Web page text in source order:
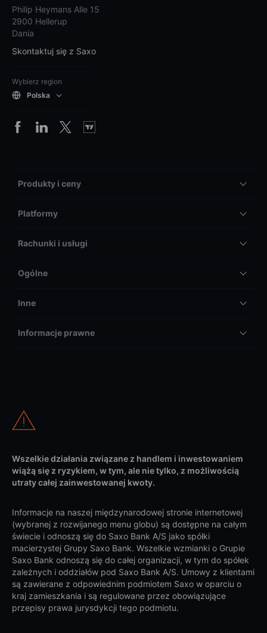
Philip Heymans Alle 15
2900 Hellerup
Dania
Skontaktuj się z Saxo
Wybierz region
Polska
Produkty i ceny
Platformy
Rachunki i usługi
Ogólne
Inne
Informacje prawne
Wszelkie działania związane z handlem i inwestowaniem
wiążą się z ryzykiem, w tym, ale nie tylko, z możliwością
utraty całej zainwestowanej kwoty.
Informacje na naszej międzynarodowej stronie internetowej
(wybranej z rozwijanego menu globu) są dostępne na całym
świecie i odnoszą się do Saxo Bank A/S jako spółki
macierzystej Grupy Saxo Bank. Wszelkie wzmianki o Grupie
Saxo Bank odnoszą się do całej organizacji, w tym do spółek
zależnych i oddziałów pod Saxo Bank A/S. Umowy z klientami
są zawierane z odpowiednim podmiotem Saxo w oparciu o
kraj zamieszkania i są regulowane przez obowiązujące
przepisy prawa jurysdykcji tego podmiotu.